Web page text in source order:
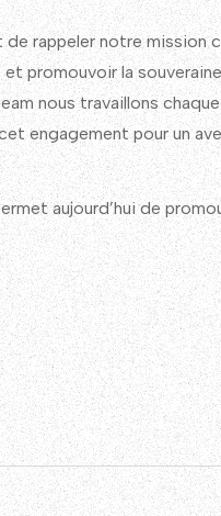
de rappeler notre mission
promouvoir la
nous travaillons
engagement pour un
aujourd’hui de